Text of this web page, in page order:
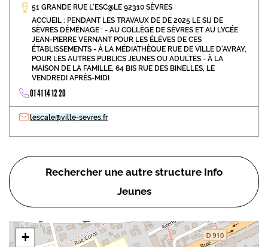
51 GRANDE RUE L'ESC@LE 92310 SÈVRES
ACCUEIL : PENDANT LES TRAVAUX DE DE 2025 LE SIJ DE
SÈVRES DÉMÉNAGE : - AU COLLÈGE DE SÈVRES ET AU LYCÉE
JEAN-PIERRE VERNANT POUR LES ÉLÈVES DE CES
ÉTABLISSEMENTS - À LA MÉDIATHÈQUE RUE DE VILLE D'AVRAY,
POUR LES AUTRES PUBLICS JEUNES OU ADULTES - À LA
MAISON DE LA FAMILLE, 64 BIS RUE DES BINELLES, LE
VENDREDI APRÈS-MIDI
01 41 14 12 20
lescale@ville-sevres.fr
Rechercher une autre structure Info
Jeunes
+